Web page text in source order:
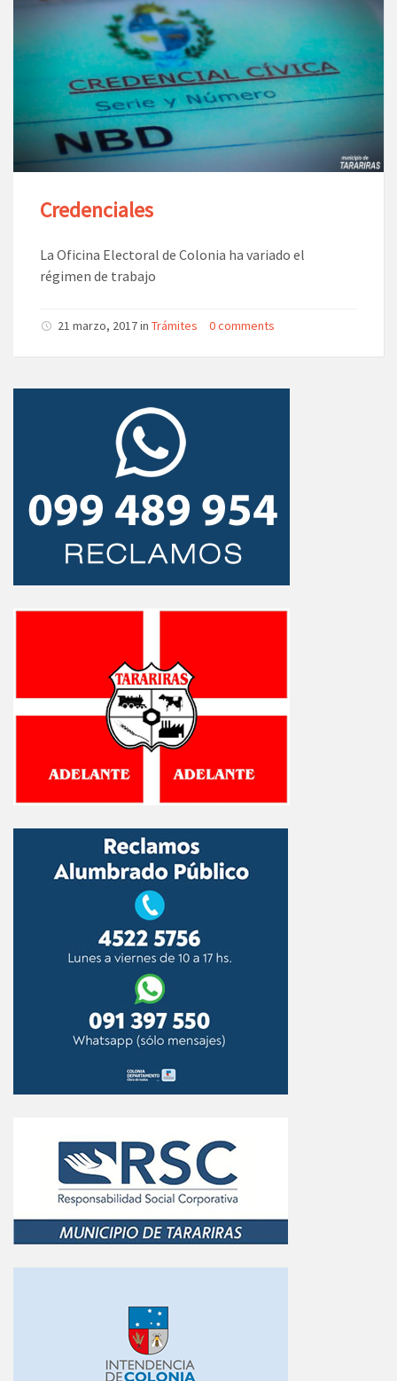
Credenciales
La Oficina Electoral de Colonia ha variado el
régimen de trabajo
21 marzo, 2017 in Trámites 0 comments